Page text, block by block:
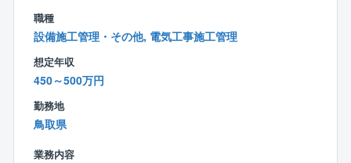
ルタントとしての使命を深く胸に刻み、防災・減災対
策、環境・エネルギー対策など国民が「安全・安心」
に暮らせる生活の基盤整備に貢献しています。また、
女性活躍推進法に基づき、2020年12月10日付で「える
ぼし」（3段階目）企業に認定され、より安心して働き
続けられる職場環境づくりを促進しています。
創立から60年以上、地域に密着したローカルなものか
職種
設備施工管理・その他, 電気工事施工管理
想定年収
450～500万円
勤務地
鳥取県
業務内容